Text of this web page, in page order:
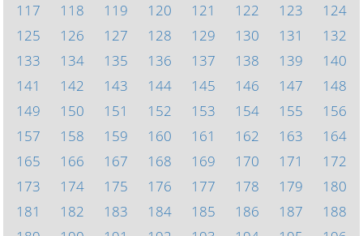
117
118 119 120 121 122 123
124
125
126 127 128 129 130 131
132
133
134 135 136 137 138 139
140
141
142 143 144 145 146 147
148
149
150 151 152 153 154 155
156
157
158 159 160 161 162 163
164
165
166 167 168 169 170 171
172
173
174 175 176 177 178 179
180
181
182 183 184 185 186 187
188